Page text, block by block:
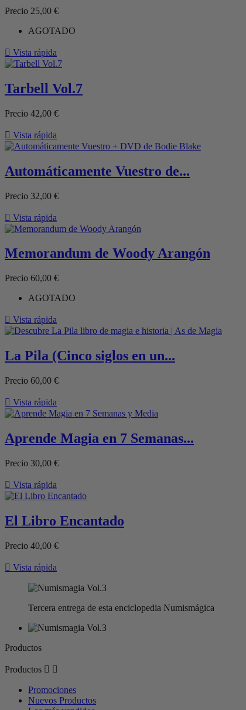
Precio 25,00 €
AGOTADO
 Vista rápida
Tarbell Vol.7
Precio 42,00 €
 Vista rápida
Automáticamente Vuestro de...
Precio 32,00 €
 Vista rápida
Memorandum de Woody Arangón
Precio 60,00 €
AGOTADO
 Vista rápida
La Pila (Cinco siglos en un...
Precio 60,00 €
 Vista rápida
Aprende Magia en 7 Semanas...
Precio 30,00 €
 Vista rápida
El Libro Encantado
Precio 40,00 €
 Vista rápida
Tercera entrega de esta enciclopedia Numismágica
Productos
Productos  
Promociones
Nuevos Productos